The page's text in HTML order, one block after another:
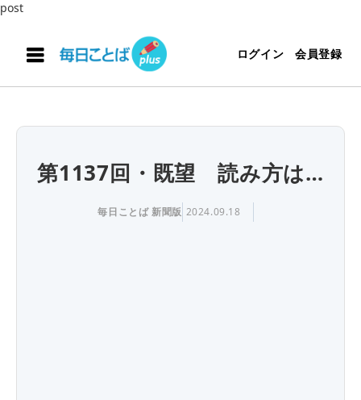
post
ログイン 会員登録
第1137回・既望 読み方は…
毎日ことば 新聞版 2024.09.18